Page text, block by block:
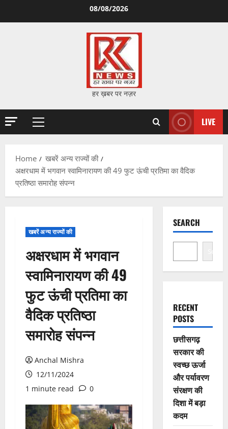
08/08/2026
हर ख़बर पर नज़र
Primary
LIVE
Home
खबरें अन्य राज्यों की
अक्षरधाम में भगवान स्वामिनारायण की 49 फुट ऊंची प्रतिमा का वैदिक
प्रतिष्ठा समारोह संपन्न
खबरें अन्य राज्यों की
अक्षरधाम में भगवान
स्वामिनारायण की 49
फुट ऊंची प्रतिमा का
वैदिक प्रतिष्ठा
समारोह संपन्न
Anchal Mishra
12/11/2024
1 minute read
0
SEARCH
Search
RECENT
POSTS
छत्तीसगढ़
सरकार की
स्वच्छ ऊर्जा
और पर्यावरण
संरक्षण की
दिशा में बड़ा
कदम